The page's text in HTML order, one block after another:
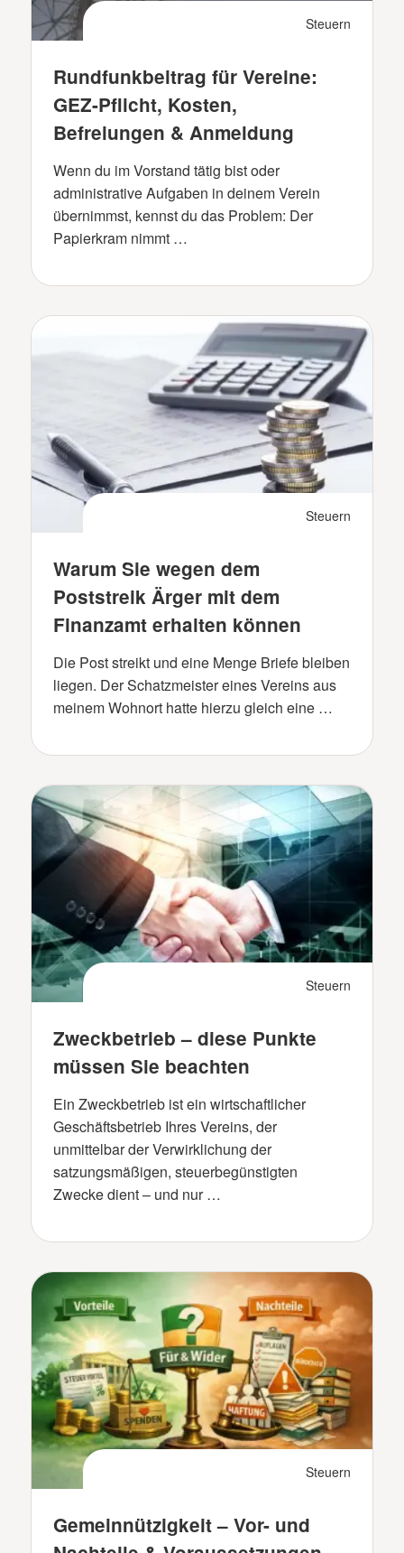
Steuern
Rundfunkbeitrag für Vereine:
GEZ-Pflicht, Kosten,
Befreiungen & Anmeldung
Wenn du im Vorstand tätig bist oder
administrative Aufgaben in deinem Verein
übernimmst, kennst du das Problem: Der
Papierkram nimmt …
Steuern
Warum Sie wegen dem
Poststreik Ärger mit dem
Finanzamt erhalten können
Die Post streikt und eine Menge Briefe bleiben
liegen. Der Schatzmeister eines Vereins aus
meinem Wohnort hatte hierzu gleich eine …
Steuern
Zweckbetrieb – diese Punkte
müssen Sie beachten
Ein Zweckbetrieb ist ein wirtschaftlicher
Geschäftsbetrieb Ihres Vereins, der
unmittelbar der Verwirklichung der
satzungsmäßigen, steuerbegünstigten
Zwecke dient – und nur …
Steuern
Gemeinnützigkeit – Vor- und